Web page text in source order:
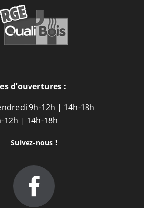
d’ouvertures :
9h-12h | 14h-18h
12h | 14h-18h
Suivez-nous !